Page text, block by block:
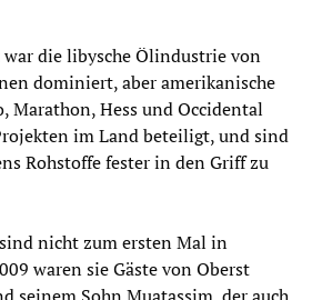
die libysche Ölindustrie von
dominiert, aber amerikanische
Marathon, Hess und Occidental
im Land beteiligt, und sind
Rohstoffe fester in den Griff zu
nicht zum ersten Mal in
waren sie Gäste von Oberst